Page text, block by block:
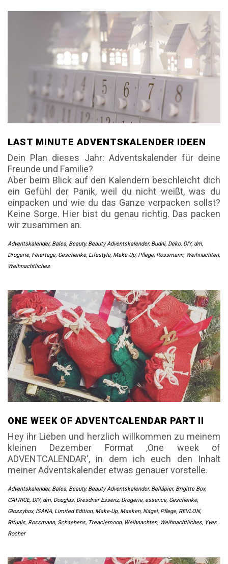
LAST MINUTE ADVENTSKALENDER IDEEN
Dein Plan dieses Jahr: Adventskalender für deine
Freunde und Familie?
Aber beim Blick auf den Kalendern beschleicht dich
ein Gefühl der Panik, weil du nicht weißt, was du
einpacken und wie du das Ganze verpacken sollst?
Keine Sorge. Hier bist du genau richtig. Das packen
wir zusammen an.
Adventskalender, Balea, Beauty, Beauty Adventskalender, Budni, Deko, DIY, dm,
Drogerie, Feiertage, Geschenke, Lifestyle, Make-Up, Pflege, Rossmann, Weihnachten,
Weihnachtliches
ONE WEEK OF ADVENTCALENDAR PART II
Hey ihr Lieben und herzlich willkommen zu meinem
kleinen Dezember Format ‚One week of
ADVENTCALENDAR‘, in dem ich euch den Inhalt
meiner Adventskalender etwas genauer vorstelle.
Adventskalender, Balea, Beauty, Beauty Adventskalender, Bellápier, Brigitte Box,
CATRICE, DIY, dm, Douglas, Dresdner Essenz, Drogerie, essence, Geschenke,
Glossybox, ISANA, Limited Edition, Make-Up, Masken, Nägel, Pflege, REVLON,
Rituals, Rossmann, Schaebens, Treaclemoon, Weihnachten, Weihnachtliches, Yves
Rocher